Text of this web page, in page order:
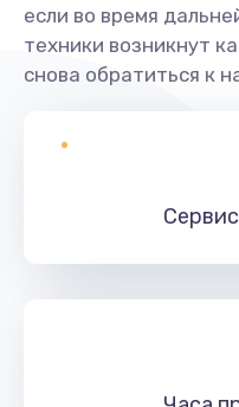
если во время
техники возникнут
снова обратиться к